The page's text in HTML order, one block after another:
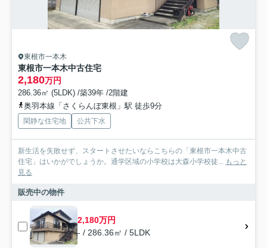
東根市一本木
東根市一本木中古住宅
2,180万円
286.36㎡ (5LDK) /築39年 /2階建
奥羽本線「さくらんぼ東根」駅 徒歩9分
閑静な住宅地 公共下水
新生活を失敗せず、スタートさせたいならこちらの「東根市一本木中古
住宅」はいかがでしょうか。通学区域の小学校は大森小学校徒... もっと
見る
販売中の物件
2,180万円
- / 286.36㎡ / 5LDK